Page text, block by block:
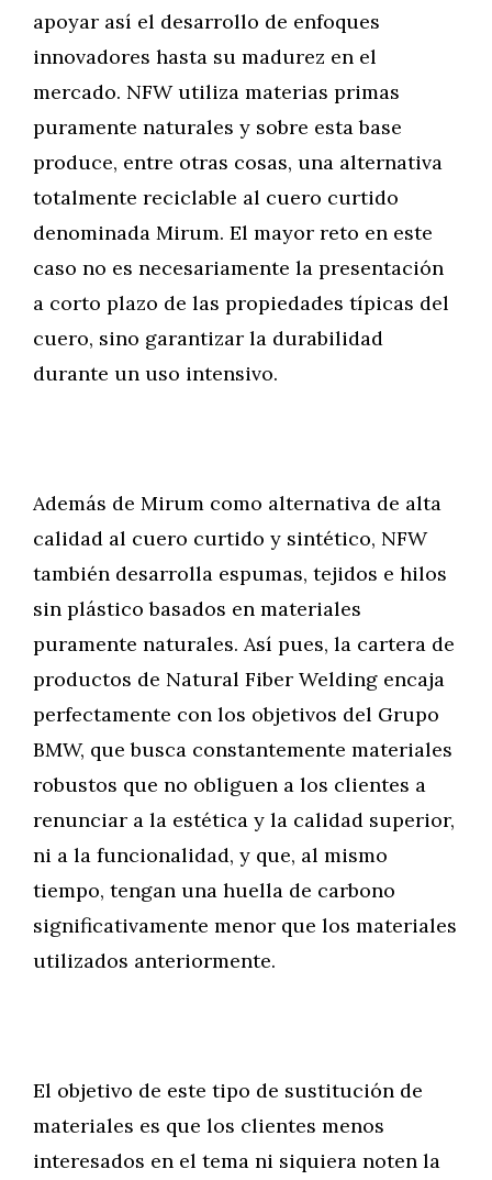
apoyar así el desarrollo de enfoques
innovadores hasta su madurez en el
mercado. NFW utiliza materias primas
puramente naturales y sobre esta base
produce, entre otras cosas, una alternativa
totalmente reciclable al cuero curtido
denominada Mirum. El mayor reto en este
caso no es necesariamente la presentación
a corto plazo de las propiedades típicas del
cuero, sino garantizar la durabilidad
durante un uso intensivo.
Además de Mirum como alternativa de alta
calidad al cuero curtido y sintético, NFW
también desarrolla espumas, tejidos e hilos
sin plástico basados en materiales
puramente naturales. Así pues, la cartera de
productos de Natural Fiber Welding encaja
perfectamente con los objetivos del Grupo
BMW, que busca constantemente materiales
robustos que no obliguen a los clientes a
renunciar a la estética y la calidad superior,
ni a la funcionalidad, y que, al mismo
tiempo, tengan una huella de carbono
significativamente menor que los materiales
utilizados anteriormente.
El objetivo de este tipo de sustitución de
materiales es que los clientes menos
interesados en el tema ni siquiera noten la